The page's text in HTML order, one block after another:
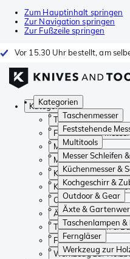
Zum Hauptinhalt springen
Zur Navigation springen
Zur Fußzeile springen
Vor 15.30 Uhr bestellt, am
Kategorien
Taschenmesser
Feststehende
Multitools
Messer Schleifen
Küchenmesser &
Kochgeschirr &
Outdoor & Gear
Äxte &
Taschenlampen
Ferngläser
Werkzeug zur
Kategorien
Taschenmesser
Feststehende Messer
Multitools
Messer Schleifen &
Küchenmesser &
Kochgeschirr &
Outdoor & Gear
Äxte &
Taschenlampen &
Ferngläser
Werkzeug zur